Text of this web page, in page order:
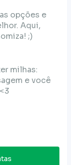
opções e
Aqui,
;)
milhas:
e você